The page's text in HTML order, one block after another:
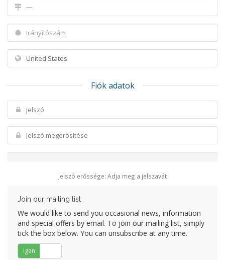
Fiók adatok
Jelszó erőssége: Adja meg a jelszavát
Join our mailing list
We would like to send you occasional news, information
and special offers by email. To join our mailing list, simply
tick the box below. You can unsubscribe at any time.
Igen